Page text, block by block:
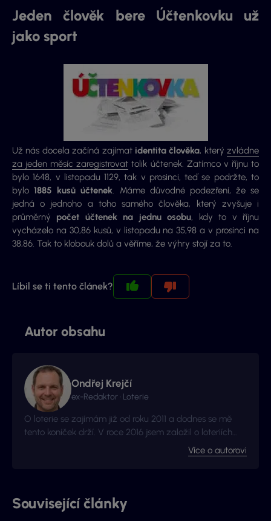
Jeden člověk bere Účtenkovku už
jako sport
Už nás docela začíná zajímatidentita člověka, který zvládne
za jeden měsíc zaregistrovat tolik účtenek. Zatímco v říjnu to
bylo 1648, v listopadu 1129, tak v prosinci, teď se podržte, to
bylo 1885 kusů účtenek. Máme důvodné podezření, že se
jedná o jednoho a toho samého člověka, který zvyšuje i
průměrný počet účtenek na jednu osobu, kdy to v říjnu
vycházelo na 30,86 kusů, v listopadu na 35,98 a v prosinci na
38,86. Tak to klobouk dolů a věříme, že výhry stojí za to.
Líbil se ti tento článek?
Autor obsahu
Ondřej Krejčí
ex-Redaktor · Loterie
O loterie se zajímám již od roku 2011 a dodnes se mě
tento koníček drží. V roce 2016 jsem založil o loteriích
web Vyhraj.com, který jsem následně v roce 2017
prodal, avšak za podmínek, že budu moci stále
mnohem více informací.
Více o autorovi
Související články